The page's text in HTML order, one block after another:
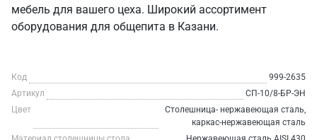
мебель для вашего цеха. Широкий ассортимент
оборудования для общепита в Казани.
Код
999-2635
Артикул
СП-10/8-БР-ЭН
Цвет
Столешница- нержавеющая сталь,
каркас-нержавеющая сталь